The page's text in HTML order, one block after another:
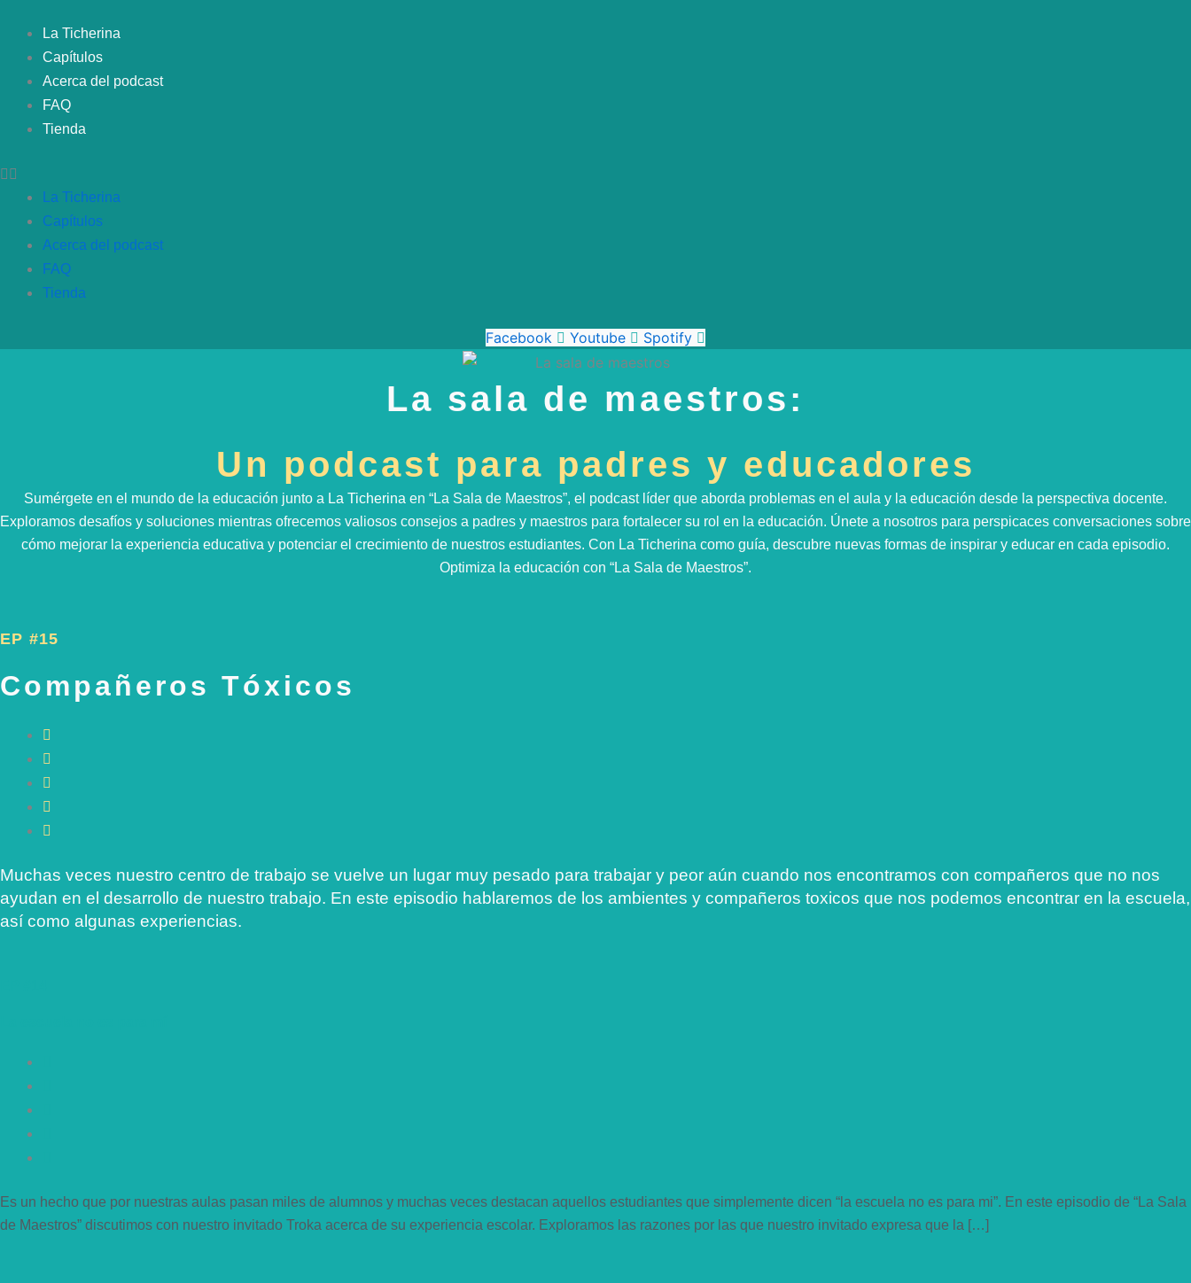
contenido
La Ticherina
Capítulos
Acerca del podcast
FAQ
Tienda
La Ticherina
Capítulos
Acerca del podcast
FAQ
Tienda
Facebook Youtube Spotify
La sala de maestros:
Un podcast para padres y educadores
Sumérgete en el mundo de la educación junto a La Ticherina en “La Sala de Maestros”, el podcast líder que aborda problemas en el aula y la educación desde la perspectiva docente.
Exploramos desafíos y soluciones mientras ofrecemos valiosos consejos a padres y maestros para fortalecer su rol en la educación. Únete a nosotros para perspicaces conversaciones sobre
cómo mejorar la experiencia educativa y potenciar el crecimiento de nuestros estudiantes. Con La Ticherina como guía, descubre nuevas formas de inspirar y educar en cada episodio.
Optimiza la educación con “La Sala de Maestros”.
EP #15
Compañeros Tóxicos
Muchas veces nuestro centro de trabajo se vuelve un lugar muy pesado para trabajar y peor aún cuando nos encontramos con compañeros que no nos
ayudan en el desarrollo de nuestro trabajo. En este episodio hablaremos de los ambientes y compañeros toxicos que nos podemos encontrar en la escuela,
así como algunas experiencias.
Es un hecho que por nuestras aulas pasan miles de alumnos y muchas veces destacan aquellos estudiantes que simplemente dicen “la escuela no es para mi”. En este episodio de “La Sala
de Maestros” discutimos con nuestro invitado Troka acerca de su experiencia escolar. Exploramos las razones por las que nuestro invitado expresa que la […]